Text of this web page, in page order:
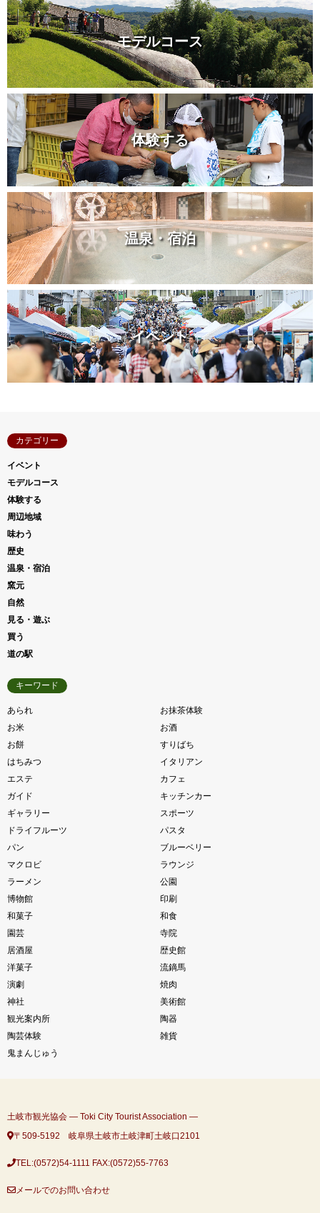
モデルコース
体験する
温泉・宿泊
イベント
カテゴリー
イベント
モデルコース
体験する
周辺地域
味わう
歴史
温泉・宿泊
窯元
自然
見る・遊ぶ
買う
道の駅
キーワード
あられ
お抹茶体験
お米
お酒
お餅
すりばち
はちみつ
イタリアン
エステ
カフェ
ガイド
キッチンカー
ギャラリー
スポーツ
ドライフルーツ
パスタ
パン
ブルーベリー
マクロビ
ラウンジ
ラーメン
公園
博物館
印刷
和菓子
和食
園芸
寺院
居酒屋
歴史館
洋菓子
流鏑馬
演劇
焼肉
神社
美術館
観光案内所
陶器
陶芸体験
雑貨
鬼まんじゅう
土岐市観光協会 ― Toki City Tourist Association ―
〒509-5192 岐阜県土岐市土岐津町土岐口2101
TEL:(0572)54-1111 FAX:(0572)55-7763
メールでのお問い合わせ